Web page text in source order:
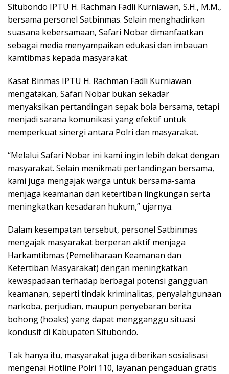
Situbondo IPTU H. Rachman Fadli Kurniawan, S.H., M.M.,
bersama personel Satbinmas. Selain menghadirkan
suasana kebersamaan, Safari Nobar dimanfaatkan
sebagai media menyampaikan edukasi dan imbauan
kamtibmas kepada masyarakat.
Kasat Binmas IPTU H. Rachman Fadli Kurniawan
mengatakan, Safari Nobar bukan sekadar
menyaksikan pertandingan sepak bola bersama, tetapi
menjadi sarana komunikasi yang efektif untuk
memperkuat sinergi antara Polri dan masyarakat.
“Melalui Safari Nobar ini kami ingin lebih dekat dengan
masyarakat. Selain menikmati pertandingan bersama,
kami juga mengajak warga untuk bersama-sama
menjaga keamanan dan ketertiban lingkungan serta
meningkatkan kesadaran hukum,” ujarnya.
Dalam kesempatan tersebut, personel Satbinmas
mengajak masyarakat berperan aktif menjaga
Harkamtibmas (Pemeliharaan Keamanan dan
Ketertiban Masyarakat) dengan meningkatkan
kewaspadaan terhadap berbagai potensi gangguan
keamanan, seperti tindak kriminalitas, penyalahgunaan
narkoba, perjudian, maupun penyebaran berita
bohong (hoaks) yang dapat mengganggu situasi
kondusif di Kabupaten Situbondo.
Tak hanya itu, masyarakat juga diberikan sosialisasi
mengenai Hotline Polri 110, layanan pengaduan gratis